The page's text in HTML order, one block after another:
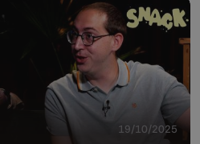
19/10/2025